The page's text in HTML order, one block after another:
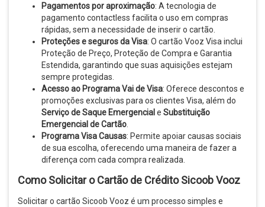
Pagamentos por aproximação: A tecnologia de
pagamento contactless facilita o uso em compras
rápidas, sem a necessidade de inserir o cartão.
Proteções e seguros da Visa: O cartão Vooz Visa inclui
Proteção de Preço, Proteção de Compra e Garantia
Estendida, garantindo que suas aquisições estejam
sempre protegidas.
Acesso ao Programa Vai de Visa: Oferece descontos e
promoções exclusivas para os clientes Visa, além do
Serviço de Saque Emergencial e Substituição
Emergencial de Cartão
Programa Visa Causas: Permite apoiar causas sociais
de sua escolha, oferecendo uma maneira de fazer a
diferença com cada compra realizada.
Como Solicitar o Cartão de Crédito Sicoob Vooz
Solicitar o cartão Sicoob Vooz é um processo simples e